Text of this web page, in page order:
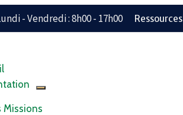
- Vendredi : 8h00 - 17h00 Ressources
Missions